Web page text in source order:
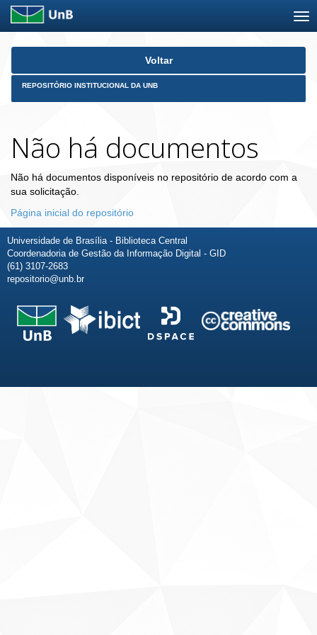
Skip
Voltar
REPOSITÓRIO INSTITUCIONAL DA UNB
Não há documentos
Não há documentos disponíveis no repositório de acordo com a
sua solicitação.
Página inicial do repositório
Universidade de Brasília - Biblioteca Central
Coordenadoria de Gestão da Informação Digital - GID
(61) 3107-2683
repositorio@unb.br